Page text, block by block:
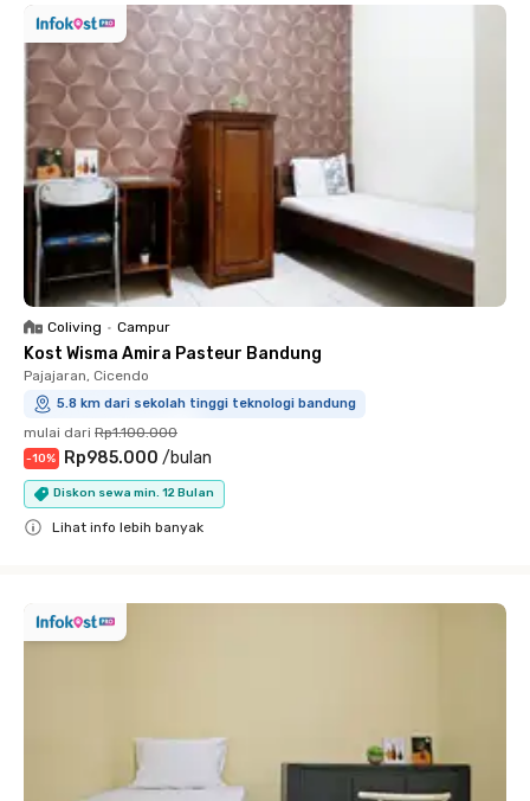
Coliving • Campur
Kost Wisma Amira Pasteur Bandung
Pajajaran, Cicendo
5.8 km dari sekolah tinggi teknologi bandung
mulai dari Rp1.100.000
-10% Rp985.000 /bulan
Diskon sewa min. 12 Bulan
Lihat info lebih banyak